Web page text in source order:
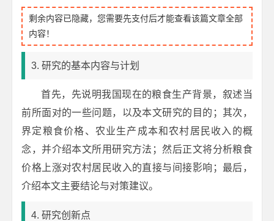
剩余内容已隐藏，您需要先支付后才能查看该篇文章全部
内容！
3. 研究的基本内容与计划
首先，先说明我国现在的粮食生产背景，叙述当
前所面对的一些问题，以及本文研究的目的；其次，
界定粮食价格、农业生产成本和农村居民收入的概
念，并介绍本文所用研究方法；然后正文将分析粮食
价格上涨对农村居民收入的直接与间接影响；最后，
介绍本文主要结论与对策建议。
4. 研究创新点